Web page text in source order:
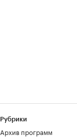
Рубрики
Архив программ